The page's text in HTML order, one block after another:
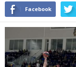
Facebook